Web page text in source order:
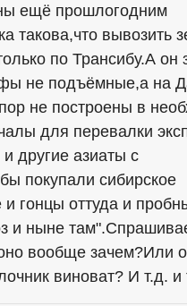
ещё прошлогодним
такова,что вывозить
по Трансибу.А он
не подъёмные,а на
не построены в
для перевалки
другие азиаты с
покупали сибирское
гонцы оттуда и
и ныне
вообще зачем?Или
виноват? И т.д. и